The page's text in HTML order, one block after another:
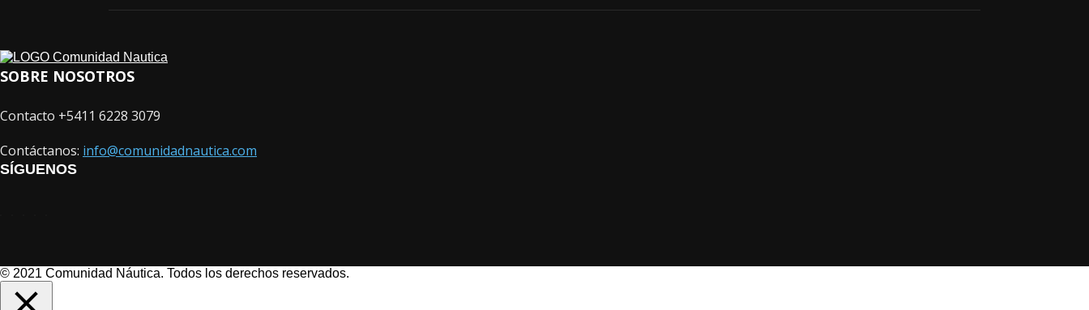
SOBRE NOSOTROS
Contacto +5411 6228 3079
Contáctanos: info@comunidadnautica.com
SÍGUENOS
© 2021 Comunidad Náutica. Todos los derechos reservados.